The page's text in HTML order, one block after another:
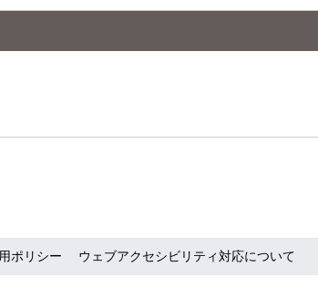
ポリシー ウェブアクセシビリティ対応について